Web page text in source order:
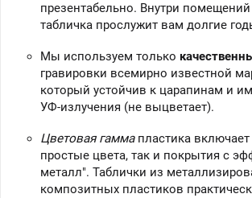
презентабельно. Внутри
табличка прослужит вам долгие
Мы используем только
гравировки всемирно известной
который устойчив к царапинам и
УФ-излучения (не выцветает).
Цветовая гаммапластика включает
простые цвета, так и покрытия с
металл". Таблички из
композитных пластиков